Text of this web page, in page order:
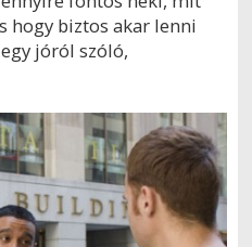
hogy biztos akar lenni
jóról szóló,